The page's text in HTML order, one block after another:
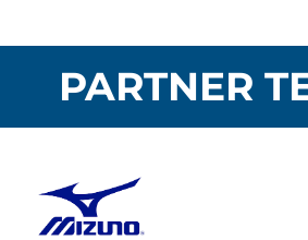
PARTNER